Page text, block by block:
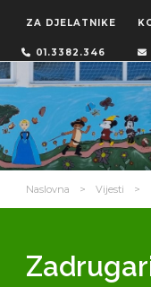
ZA DJELATNIKE
01.3382.346
Naslovna > Vijesti >